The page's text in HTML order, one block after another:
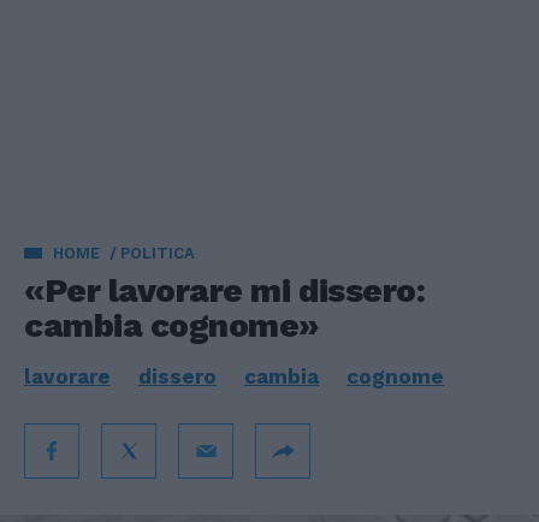
HOME POLITICA
«Per lavorare mi dissero:
cambia cognome»
lavorare dissero cambia cognome